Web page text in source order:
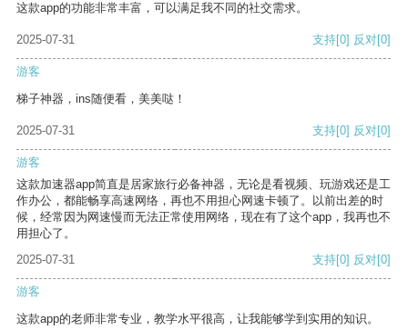
这款app的功能非常丰富，可以满足我不同的社交需求。
2025-07-31 支持[0] 反对[0]
游客
梯子神器，ins随便看，美美哒！
2025-07-31 支持[0] 反对[0]
游客
这款加速器app简直是居家旅行必备神器，无论是看视频、玩游戏还是工
作办公，都能畅享高速网络，再也不用担心网速卡顿了。以前出差的时
候，经常因为网速慢而无法正常使用网络，现在有了这个app，我再也不
用担心了。
2025-07-31
支持[0] 反对[0]
游客
这款app的老师非常专业，教学水平很高，让我能够学到实用的知识。